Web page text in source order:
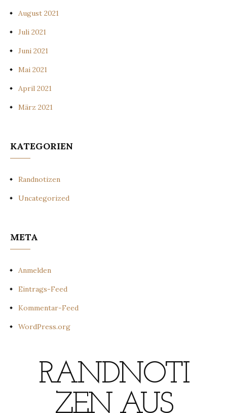
August 2021
Juli 2021
Juni 2021
Mai 2021
April 2021
März 2021
KATEGORIEN
Randnotizen
Uncategorized
META
Anmelden
Eintrags-Feed
Kommentar-Feed
WordPress.org
RANDNOTI
ZEN AUS